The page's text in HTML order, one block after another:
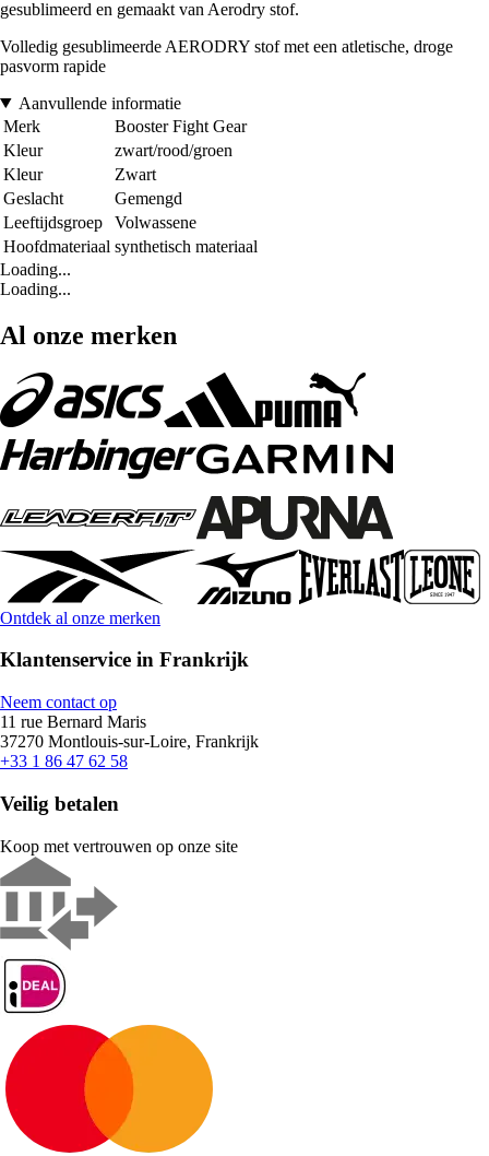
gesublimeerd en gemaakt van Aerodry stof.
Volledig gesublimeerde AERODRY stof met een atletische, droge
pasvorm rapide
Aanvullende informatie
Merk
Booster Fight Gear
Kleur
zwart/rood/groen
Kleur
Zwart
Geslacht
Gemengd
Leeftijdsgroep
Volwassene
Hoofdmateriaal synthetisch materiaal
Loading...
Loading...
Al onze merken
Ontdek al onze merken
Klantenservice in Frankrijk
Neem contact op
11 rue Bernard Maris
37270 Montlouis-sur-Loire, Frankrijk
+33 1 86 47 62 58
Veilig betalen
Koop met vertrouwen op onze site